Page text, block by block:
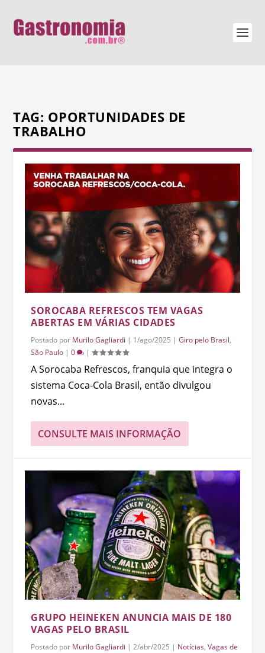
TAG: OPORTUNIDADES DE
TRABALHO
SOROCABA REFRESCOS TEM VAGAS
ABERTAS EM VÁRIAS CIDADES
Postado por Murilo Gagliardi | 1/ago/2025 |Giro pelo Brasil,
São Paulo |0 |
A Sorocaba Refrescos, franquia que integra o
sistema Coca-Cola Brasil, então divulgou
novas...
CONSULTE MAIS INFORMAÇÃO
GRUPO HEINEKEN ANUNCIA MAIS DE 180
VAGAS PELO BRASIL
Postado por Murilo Gagliardi |2/abr/2025 | Notícias,Vagas de